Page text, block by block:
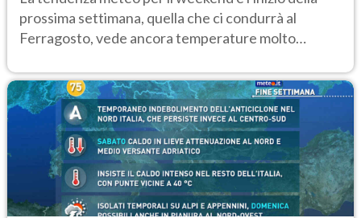
prossima settimana, quella che ci condurrà al
Ferragosto, vede ancora temperature molto